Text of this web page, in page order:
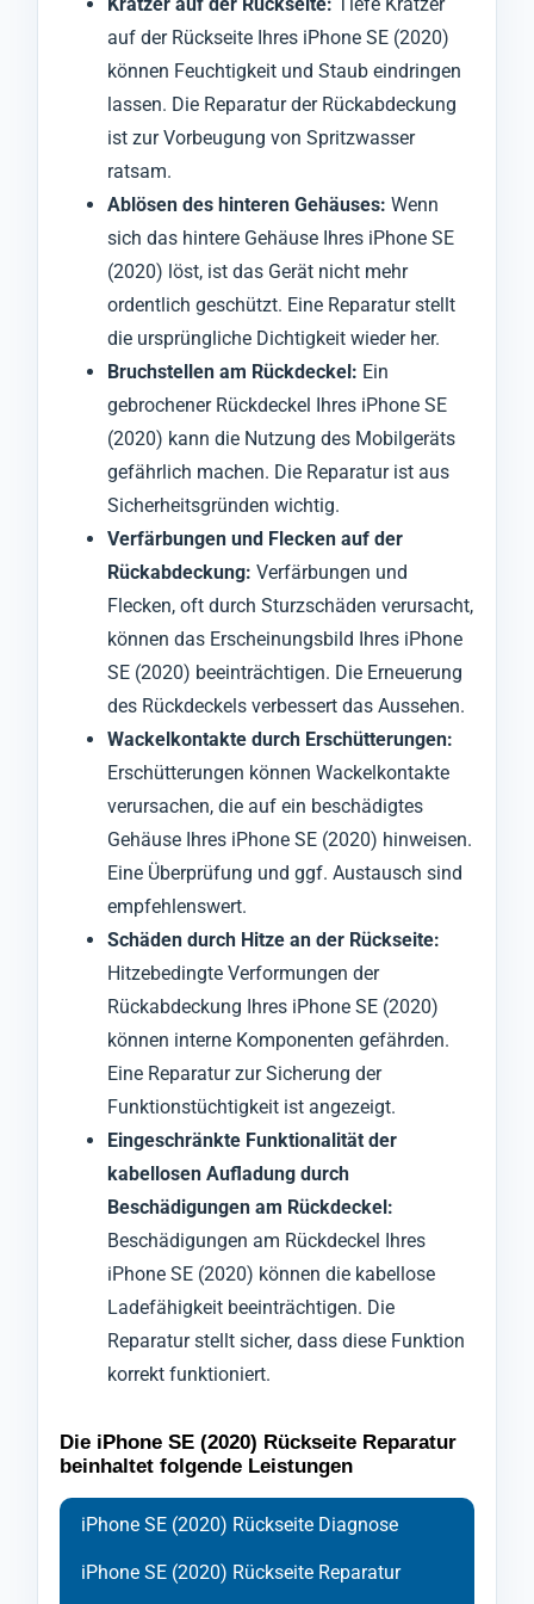
auf der Rückseite Ihres iPhone SE (2020)
können Feuchtigkeit und Staub eindringen
lassen. Die Reparatur der Rückabdeckung
ist zur Vorbeugung von Spritzwasser
ratsam.
Ablösen des hinteren Gehäuses: Wenn
sich das hintere Gehäuse Ihres iPhone SE
(2020) löst, ist das Gerät nicht mehr
ordentlich geschützt. Eine Reparatur stellt
die ursprüngliche Dichtigkeit wieder her.
Bruchstellen am Rückdeckel: Ein
gebrochener Rückdeckel Ihres iPhone SE
(2020) kann die Nutzung des Mobilgeräts
gefährlich machen. Die Reparatur ist aus
Sicherheitsgründen wichtig.
Verfärbungen und Flecken auf der
Rückabdeckung: Verfärbungen und
Flecken, oft durch Sturzschäden verursacht,
können das Erscheinungsbild Ihres iPhone
SE (2020) beeinträchtigen. Die Erneuerung
des Rückdeckels verbessert das Aussehen.
Wackelkontakte durch Erschütterungen:
Erschütterungen können Wackelkontakte
verursachen, die auf ein beschädigtes
Gehäuse Ihres iPhone SE (2020) hinweisen.
Eine Überprüfung und ggf. Austausch sind
empfehlenswert.
Schäden durch Hitze an der Rückseite:
Hitzebedingte Verformungen der
Rückabdeckung Ihres iPhone SE (2020)
können interne Komponenten gefährden.
Eine Reparatur zur Sicherung der
Funktionstüchtigkeit ist angezeigt.
Eingeschränkte Funktionalität der
kabellosen Aufladung durch
Beschädigungen am Rückdeckel:
Beschädigungen am Rückdeckel Ihres
iPhone SE (2020) können die kabellose
Ladefähigkeit beeinträchtigen. Die
Reparatur stellt sicher, dass diese Funktion
korrekt funktioniert.
Die iPhone SE (2020) Rückseite Reparatur
beinhaltet folgende Leistungen
iPhone SE (2020) Rückseite Diagnose
iPhone SE (2020) Rückseite Reparatur